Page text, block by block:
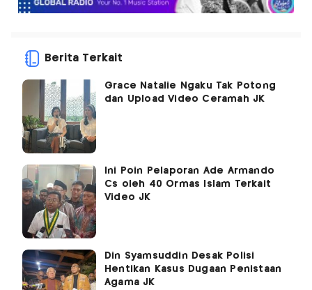
Berita Terkait
Grace Natalie Ngaku Tak Potong
dan Upload Video Ceramah JK
Ini Poin Pelaporan Ade Armando
Cs oleh 40 Ormas Islam Terkait
Video JK
Din Syamsuddin Desak Polisi
Hentikan Kasus Dugaan Penistaan
Agama JK